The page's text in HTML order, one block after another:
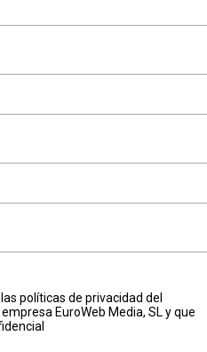
políticas de privacidad del
EuroWeb Media, SL y que